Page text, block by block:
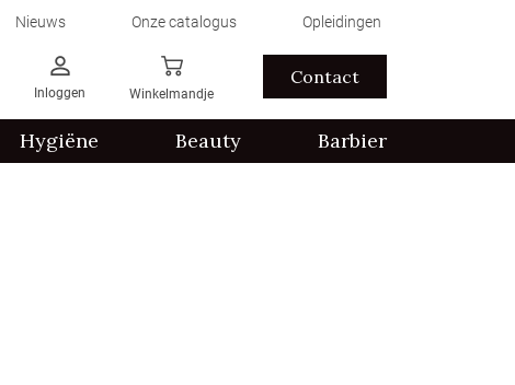
Nieuws Onze catalogus Opleidingen
Inloggen Winkelmandje
Contact
Hygiëne Beauty Barbier